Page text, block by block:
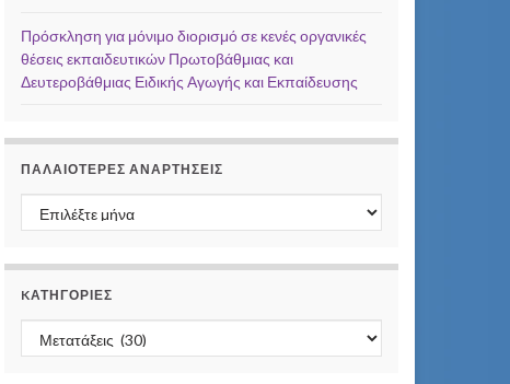
Πρόσκληση για μόνιμο διορισμό σε κενές οργανικές
θέσεις εκπαιδευτικών Πρωτοβάθμιας και
Δευτεροβάθμιας Ειδικής Αγωγής και Εκπαίδευσης
ΠΑΛΑΙΌΤΕΡΕΣ ΑΝΑΡΤΉΣΕΙΣ
Παλαιότερες αναρτήσεις
KΑΤΗΓΟΡΊΕΣ
Kατηγορίες